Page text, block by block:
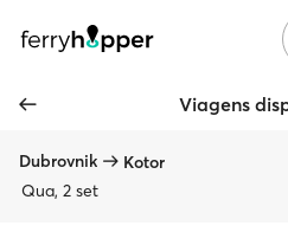
Viagens
Dubrovnik
Kotor
Qua, 2 set